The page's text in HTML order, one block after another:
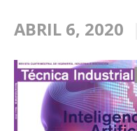
ABRIL 6, 2020